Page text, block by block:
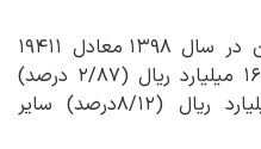
عملکرد درآمدهای عمومی استان در سال ۱۳۹۸ معادل ۱۹۴۱۱
میلیارد ریال بوده که شامل ۱۶۹۱۹ میلیارد ریال (۲/۸۷ درصد)
درآمدهای مالیاتی و ۲۴۹۱ میلیارد ریال (۸/۱۲درصد) سایر